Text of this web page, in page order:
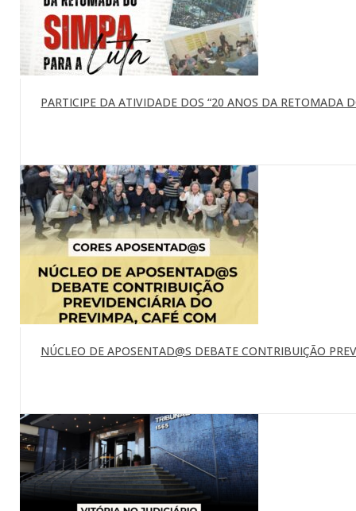
PARTICIPE DA ATIVIDADE DOS “20 ANOS DA RETOMADA
NÚCLEO DE APOSENTAD@S DEBATE CONTRIBUIÇÃO